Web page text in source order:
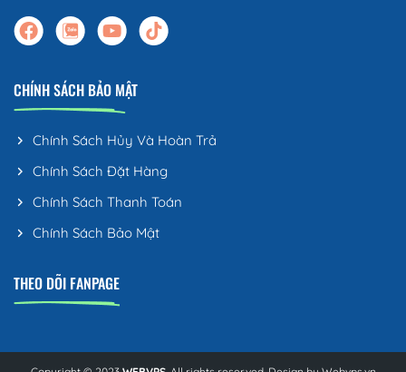
CHÍNH SÁCH BẢO MẬT
Chính Sách Hủy Và Hoàn Trả
Chính Sách Đặt Hàng
Chính Sách Thanh Toán
Chính Sách Bảo Mật
THEO DÕI FANPAGE